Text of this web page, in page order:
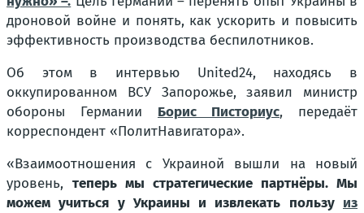
дроновой войне и понять, как ускорить и повысить
эффективность производства беспилотников.
Об этом в интервью United24, находясь в
оккупированном ВСУ Запорожье, заявил министр
обороны Германии Борис Писториус, передаёт
корреспондент «ПолитНавигатора».
«Взаимоотношения с Украиной вышли на новый
уровень, теперь мы стратегические партнёры. Мы
можем учиться у Украины и извлекать пользу из